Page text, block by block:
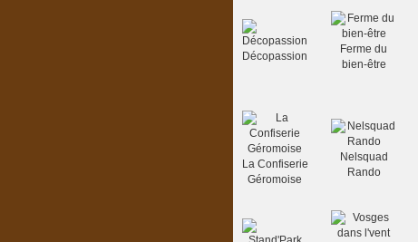
Décopassion
Ferme du
bien-être
La Confiserie
Géromoise
Nelsquad
Rando